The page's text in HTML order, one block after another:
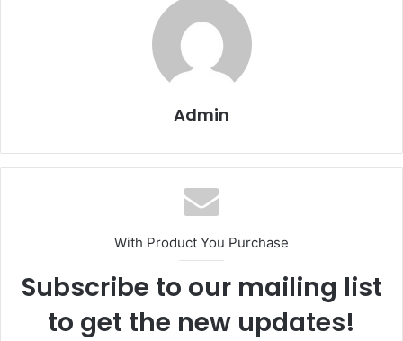
Admin
With Product You Purchase
Subscribe to our mailing list
to get the new updates!